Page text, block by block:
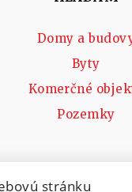
Domy a
Byty
Komerčné
Pozemky
stránku